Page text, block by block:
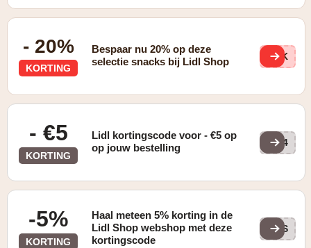
- 20%
KORTING
Bespaar nu 20% op deze
selectie snacks bij Lidl Shop
piK
- €5
KORTING
Lidl kortingscode voor - €5 op
op jouw bestelling
PQ4
-5%
KORTING
Haal meteen 5% korting in de
Lidl Shop webshop met deze
kortingscode
1AS